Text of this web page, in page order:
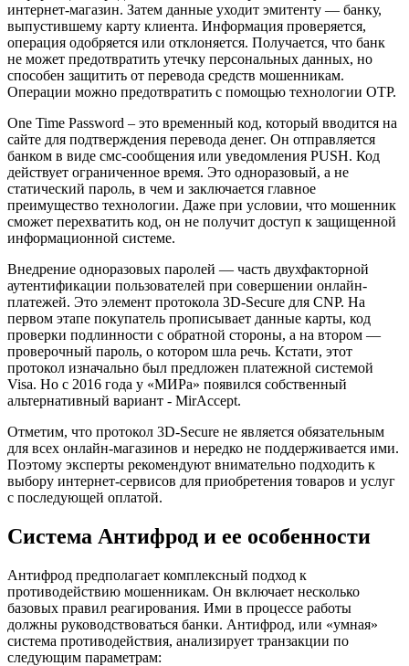
интернет-магазин. Затем данные уходит эмитенту — банку,
выпустившему карту клиента. Информация проверяется,
операция одобряется или отклоняется. Получается, что банк
не может предотвратить утечку персональных данных, но
способен защитить от перевода средств мошенникам.
Операции можно предотвратить с помощью технологии OTP.
One Time Password – это временный код, который вводится на
сайте для подтверждения перевода денег. Он отправляется
банком в виде смс-сообщения или уведомления PUSH. Код
действует ограниченное время. Это одноразовый, а не
статический пароль, в чем и заключается главное
преимущество технологии. Даже при условии, что мошенник
сможет перехватить код, он не получит доступ к защищенной
информационной системе.
Внедрение одноразовых паролей — часть двухфакторной
аутентификации пользователей при совершении онлайн-
платежей. Это элемент протокола 3D-Secure для CNP. На
первом этапе покупатель прописывает данные карты, код
проверки подлинности с обратной стороны, а на втором —
проверочный пароль, о котором шла речь. Кстати, этот
протокол изначально был предложен платежной системой
Visa. Но с 2016 года у «МИРа» появился собственный
альтернативный вариант - MirAccept.
Отметим, что протокол 3D-Secure не является обязательным
для всех онлайн-магазинов и нередко не поддерживается ими.
Поэтому эксперты рекомендуют внимательно подходить к
выбору интернет-сервисов для приобретения товаров и услуг
с последующей оплатой.
Система Антифрод и ее особенности
Антифрод предполагает комплексный подход к
противодействию мошенникам. Он включает несколько
базовых правил реагирования. Ими в процессе работы
должны руководствоваться банки. Антифрод, или «умная»
система противодействия, анализирует транзакции по
следующим параметрам: